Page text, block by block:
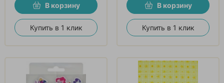
В корзину
Купить в 1 клик
В корзину
Купить в 1 клик